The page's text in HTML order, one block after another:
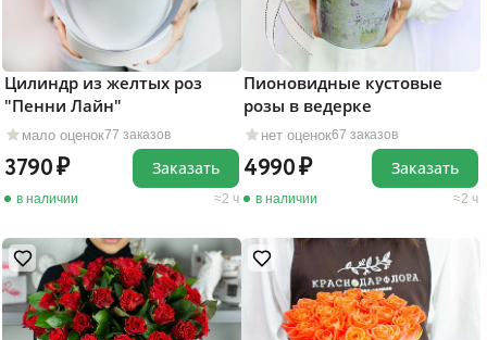
мало оценок77 заказов
Цилиндр из желтых роз
"Пенни Лайн"
3790
в наличии 2 ч
Заказать
нет оценок67 заказов
Пионовидные кустовые
розы в ведерке
4990
в наличии 2 ч
Заказать